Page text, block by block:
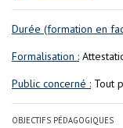
Durée (formation en
Formalisation :
Public concerné : Tout
OBJECTIFS PÉDAGOGIQUES